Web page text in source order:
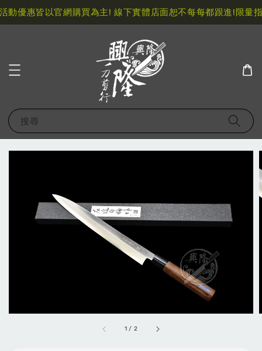
動優惠皆以官網購買為主! 線下實體店面恕不每每都跟進!限量指
搜尋
1 / 2